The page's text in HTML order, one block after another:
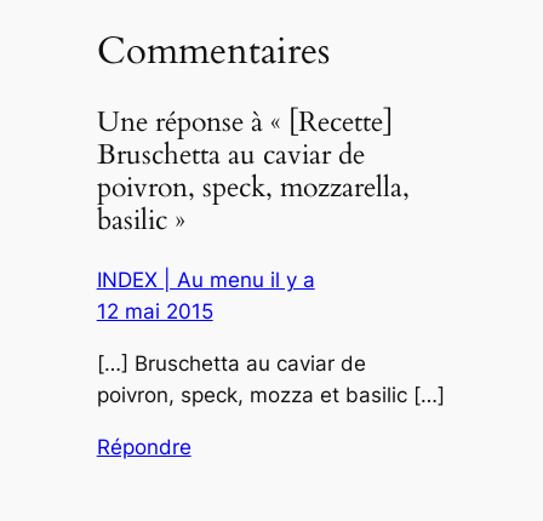
Commentaires
Une réponse à « [Recette]
Bruschetta au caviar de
poivron, speck, mozzarella,
basilic »
INDEX | Au menu il y a
12 mai 2015
[…] Bruschetta au caviar de
poivron, speck, mozza et basilic […]
Répondre